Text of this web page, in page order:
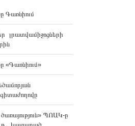
Գառնիում
լրատվամիջոցների
«Գառնիում»
գիտաժողովը
ՊՈԱԿ-ը